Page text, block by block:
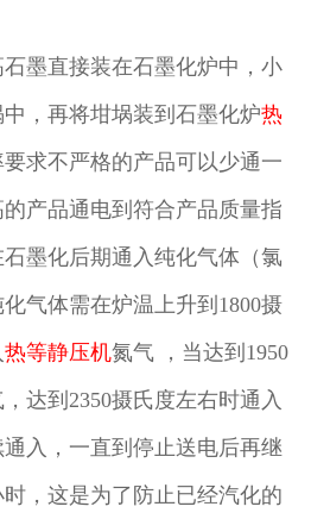
墨直接装在石墨化炉中，小
，再将坩埚装到石墨化炉热
求不严格的产品可以少通一
产品通电到符合产品质量指
墨化后期通入纯化气体（氯
气体需在炉温上升到1800摄
热等静压机氮气 ，当达到1950
达到2350摄氏度左右时通入
入，一直到停止送电后再继
，这是为了防止已经汽化的